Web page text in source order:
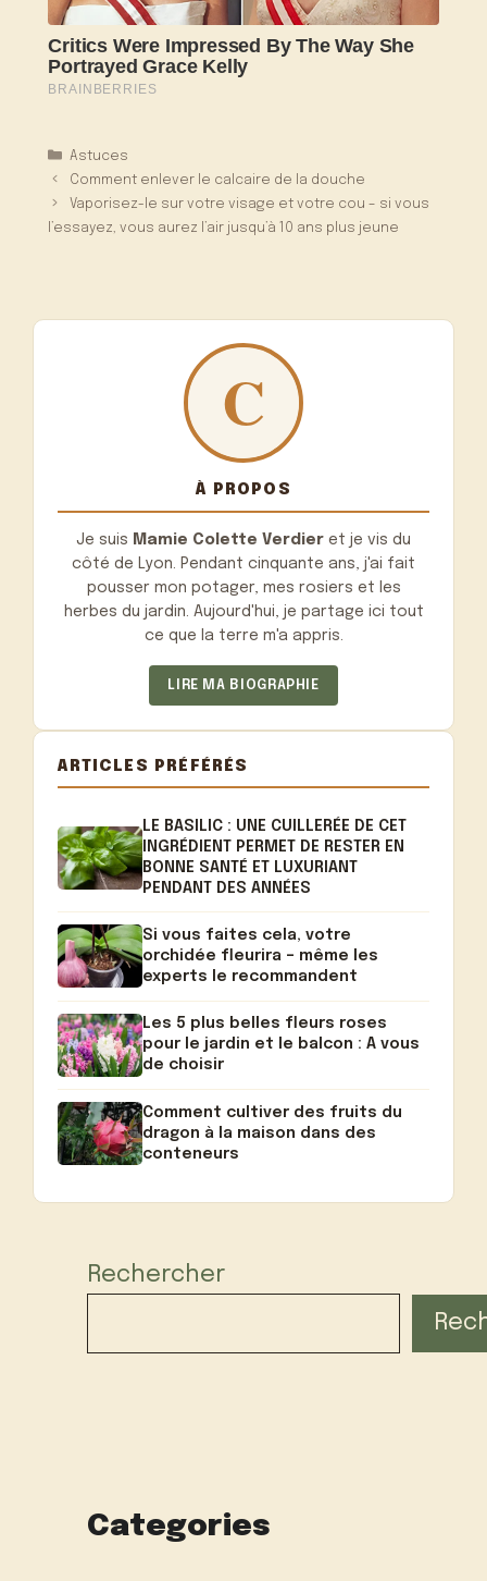
Catégories
Astuces
Comment enlever le calcaire de la douche
Vaporisez-le sur votre visage et votre cou – si vous
l’essayez, vous aurez l’air jusqu’à 10 ans plus jeune
À PROPOS
Je suis Mamie Colette Verdier et je vis du
côté de Lyon. Pendant cinquante ans, j'ai fait
pousser mon potager, mes rosiers et les
herbes du jardin. Aujourd'hui, je partage ici tout
ce que la terre m'a appris.
LIRE MA BIOGRAPHIE
ARTICLES PRÉFÉRÉS
LE BASILIC : UNE CUILLERÉE DE CET
INGRÉDIENT PERMET DE RESTER EN
BONNE SANTÉ ET LUXURIANT
PENDANT DES ANNÉES
Si vous faites cela, votre
orchidée fleurira – même les
experts le recommandent
Les 5 plus belles fleurs roses
pour le jardin et le balcon : A vous
de choisir
Comment cultiver des fruits du
dragon à la maison dans des
conteneurs
Rechercher
Categories